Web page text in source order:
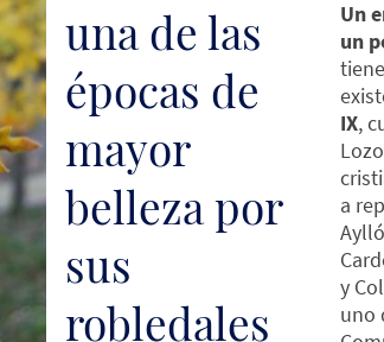
una de las
épocas de
mayor
belleza por
sus
robledales
Un
un
IX,
a
y
uno